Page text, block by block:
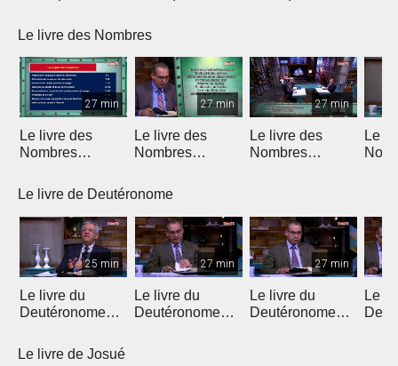
Le livre des Nombres
27 min
Le livre des
Nombres
27 min
Le livre des
Nombres
27 min
Le livre des
Nombres
Le
Le livre de Deutéronome
25 min
Le livre du
Deutéronome
27 min
Le livre du
Deutéronome
27 min
Le livre du
Deutéronome
Le
Le livre de Josué